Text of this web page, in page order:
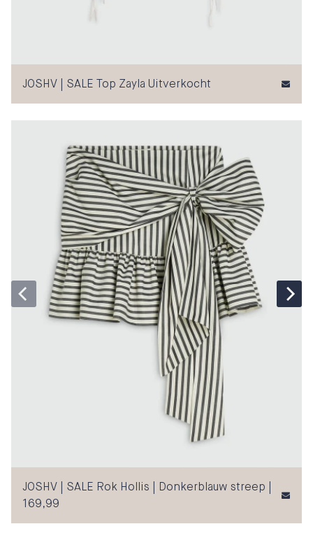
JOSHV | SALE Top Zayla Uitverkocht
JOSHV | SALE Rok Hollis | Donkerblauw streep |
169,99